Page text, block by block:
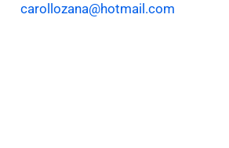
carollozana@hotmail.com